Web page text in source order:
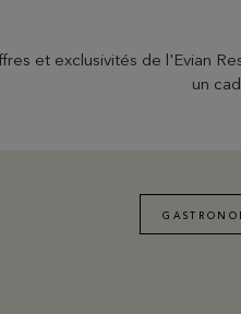
et exclusivités de l'Evian
un